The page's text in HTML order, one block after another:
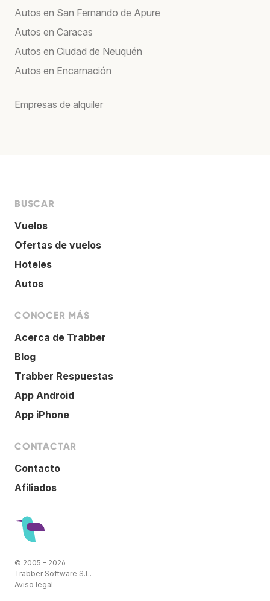
Autos en San Fernando de Apure
Autos en Caracas
Autos en Ciudad de Neuquén
Autos en Encarnación
Empresas de alquiler
BUSCAR
Vuelos
Ofertas de vuelos
Hoteles
Autos
CONOCER MÁS
Acerca de Trabber
Blog
Trabber Respuestas
App Android
App iPhone
CONTACTAR
Contacto
Afiliados
© 2005 - 2026
Trabber Software S.L.
Aviso legal